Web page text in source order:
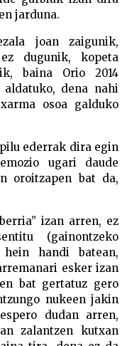
jarduna.
joan zaigunik,
dugunik, kopeta
baina Orio 2014
dena nahi
osoa galduko
ederrak dira egin
ugari daude
oroitzapen bat da,
izan arren, ez
(gainontzeko
handi batean,
esker izan
bat gertatuz gero
nukeen jakin
dudan arren,
zalantzen kutxan